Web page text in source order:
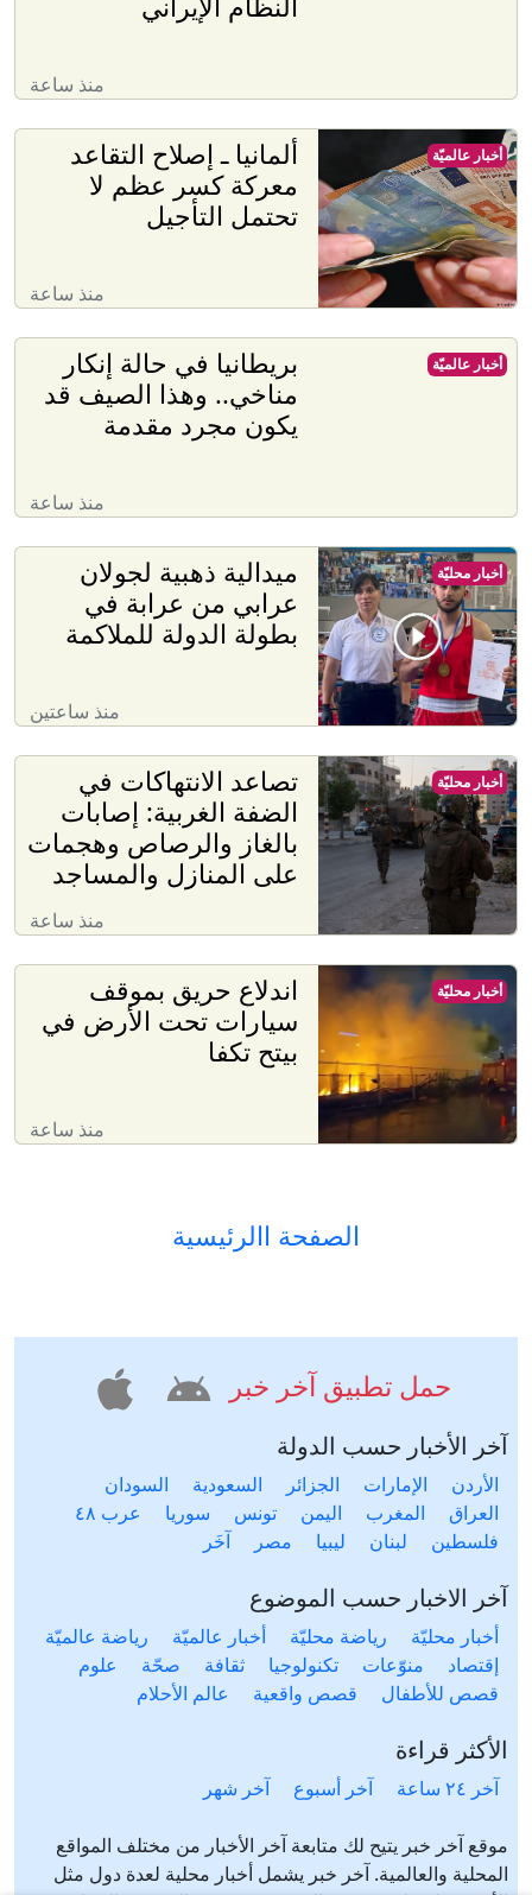
منذ ساعة
ألمانيا ـ إصلاح التقاعد
معركة كسر عظم لا
تحتمل التأجيل
منذ ساعة
أخبار عالميّة
بريطانيا في حالة إنكار
مناخي.. وهذا الصيف قد
يكون مجرد مقدمة
منذ ساعة
أخبار عالميّة
ميدالية ذهبية لجولان
عرابي من عرابة في
بطولة الدولة للملاكمة
منذ ساعتين
أخبار محليّة
تصاعد الانتهاكات في
الضفة الغربية: إصابات
بالغاز والرصاص وهجمات
على المنازل والمساجد
منذ ساعة
أخبار محليّة
اندلاع حريق بموقف
سيارات تحت الأرض في
بيتح تكفا
منذ ساعة
أخبار محليّة
الصفحة االرئيسية
حمل تطبيق آخر خبر
آخر الأخبار حسب الدولة
الأردن الإمارات الجزائر السعودية
السودان
العراق
المغرب اليمن تونس سوريا
عرب ٤٨
فلسطين
لبنان ليبيا مصر آخَر
آخر الاخبار حسب الموضوع
أخبار محليّة رياضة محليّة أخبار عالميّة
رياضة عالميّة
إقتصاد
منوّعات تكنولوجيا ثقافة صحّة
علوم
قصص للأطفال
قصص واقعية عالم الأحلام
الأكثر قراءة
آخر ٢٤ ساعة آخر أسبوع آخر شهر
موقع آخر خبر يتيح لك متابعة آخر الأخبار من مختلف المواقع
المحلية والعالمية. آخر خبر يشمل أخبار محلية لعدة دول مثل